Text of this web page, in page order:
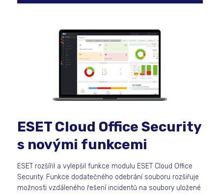
ESET Cloud Office Security
s novými funkcemi
ESET rozšířil a vylepšil funkce modulu ESET Cloud Office
Security. Funkce dodatečného odebrání souboru rozšiřuje
možnosti vzdáleného řešení incidentů na soubory uložené